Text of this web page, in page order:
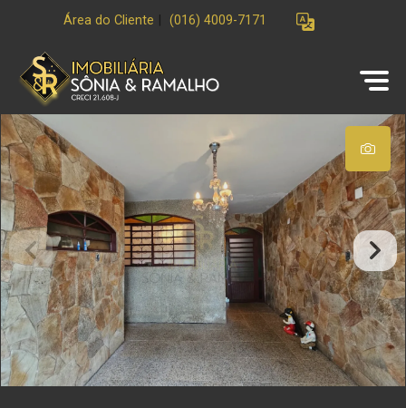
Área do Cliente (016) 4009-7171